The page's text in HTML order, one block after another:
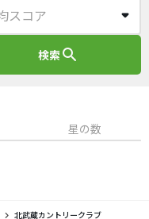
検索search
星の数
北武蔵カントリークラブ